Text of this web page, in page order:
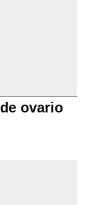
ovario